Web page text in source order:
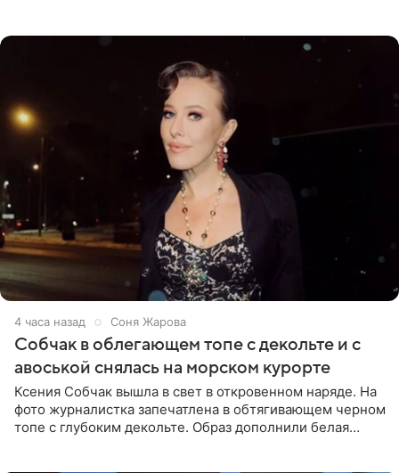
4 часа назад Соня Жарова
Собчак в облегающем топе с декольте и с
авоськой снялась на морском курорте
Ксения Собчак вышла в свет в откровенном наряде. На
фото журналистка запечатлена в обтягивающем черном
топе с глубоким декольте. Образ дополнили белая